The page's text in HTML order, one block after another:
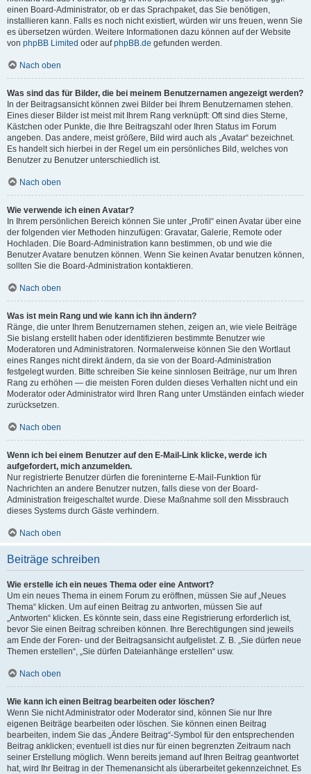
einen Board-Administrator, ob er das Sprachpaket, das Sie benötigen,
installieren kann. Falls es noch nicht existiert, würden wir uns freuen, wenn Sie
es übersetzen würden. Weitere Informationen dazu können auf der Website
von phpBB Limited oder aufphpBB.de gefunden werden.
Nach oben
Was sind das für Bilder, die bei meinem Benutzernamen angezeigt werden?
In der Beitragsansicht können zwei Bilder bei Ihrem Benutzernamen stehen.
Eines dieser Bilder ist meist mit Ihrem Rang verknüpft: Oft sind dies Sterne,
Kästchen oder Punkte, die Ihre Beitragszahl oder Ihren Status im Forum
angeben. Das andere, meist größere, Bild wird auch als „Avatar“ bezeichnet.
Es handelt sich hierbei in der Regel um ein persönliches Bild, welches von
Benutzer zu Benutzer unterschiedlich ist.
Nach oben
Wie verwende ich einen Avatar?
In Ihrem persönlichen Bereich können Sie unter „Profil“ einen Avatar über eine
der folgenden vier Methoden hinzufügen: Gravatar, Galerie, Remote oder
Hochladen. Die Board-Administration kann bestimmen, ob und wie die
Benutzer Avatare benutzen können. Wenn Sie keinen Avatar benutzen können,
sollten Sie die Board-Administration kontaktieren.
Nach oben
Was ist mein Rang und wie kann ich ihn ändern?
Ränge, die unter Ihrem Benutzernamen stehen, zeigen an, wie viele Beiträge
Sie bislang erstellt haben oder identifizieren bestimmte Benutzer wie
Moderatoren und Administratoren. Normalerweise können Sie den Wortlaut
eines Ranges nicht direkt ändern, da sie von der Board-Administration
festgelegt wurden. Bitte schreiben Sie keine sinnlosen Beiträge, nur um Ihren
Rang zu erhöhen — die meisten Foren dulden dieses Verhalten nicht und ein
Moderator oder Administrator wird Ihren Rang unter Umständen einfach wieder
zurücksetzen.
Nach oben
Wenn ich bei einem Benutzer auf den E-Mail-Link klicke, werde ich
aufgefordert, mich anzumelden.
Nur registrierte Benutzer dürfen die foreninterne E-Mail-Funktion für
Nachrichten an andere Benutzer nutzen, falls diese von der Board-
Administration freigeschaltet wurde. Diese Maßnahme soll den Missbrauch
dieses Systems durch Gäste verhindern.
Nach oben
Beiträge schreiben
Wie erstelle ich ein neues Thema oder eine Antwort?
Um ein neues Thema in einem Forum zu eröffnen, müssen Sie auf „Neues
Thema“ klicken. Um auf einen Beitrag zu antworten, müssen Sie auf
„Antworten“ klicken. Es könnte sein, dass eine Registrierung erforderlich ist,
bevor Sie einen Beitrag schreiben können. Ihre Berechtigungen sind jeweils
am Ende der Foren- und der Beitragsansicht aufgelistet. Z. B. „Sie dürfen neue
Themen erstellen“, „Sie dürfen Dateianhänge erstellen“ usw.
Nach oben
Wie kann ich einen Beitrag bearbeiten oder löschen?
Wenn Sie nicht Administrator oder Moderator sind, können Sie nur Ihre
eigenen Beiträge bearbeiten oder löschen. Sie können einen Beitrag
bearbeiten, indem Sie das „Ändere Beitrag“-Symbol für den entsprechenden
Beitrag anklicken; eventuell ist dies nur für einen begrenzten Zeitraum nach
seiner Erstellung möglich. Wenn bereits jemand auf Ihren Beitrag geantwortet
hat, wird Ihr Beitrag in der Themenansicht als überarbeitet gekennzeichnet. Es